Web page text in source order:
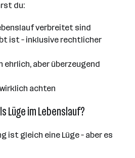
du:
verbreitet sind
ist – inklusive rechtlicher
ehrlich, aber überzeugend
achten
Lüge im Lebenslauf?
ist gleich eine Lüge – aber es